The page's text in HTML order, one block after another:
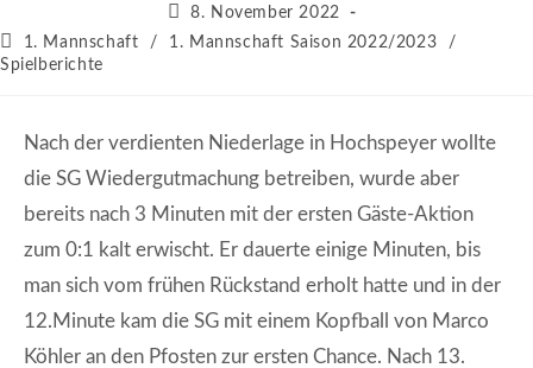
Beitrag
veröffentlicht:
8. November 2022
Beitrags-
Kategorie:
1. Mannschaft / 1. Mannschaft Saison 2022/2023
/
Spielberichte
Nach der verdienten Niederlage in Hochspeyer wollte
die SG Wiedergutmachung betreiben, wurde aber
bereits nach 3 Minuten mit der ersten Gäste-Aktion
zum 0:1 kalt erwischt. Er dauerte einige Minuten, bis
man sich vom frühen Rückstand erholt hatte und in der
12.Minute kam die SG mit einem Kopfball von Marco
Köhler an den Pfosten zur ersten Chance. Nach 13.